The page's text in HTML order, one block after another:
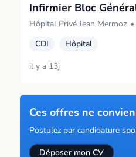
Infirmier Bloc
Hôpital Privé Jean Mermoz •
CDI
Hôpital
il y a 13j
Ces offres ne
Postulez par candidature
Déposer mon CV